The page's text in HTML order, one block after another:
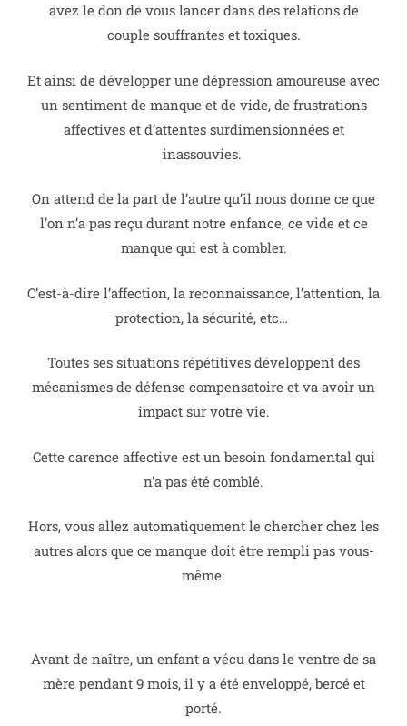
avez le don de vous lancer dans des relations de
couple souffrantes et toxiques.
Et ainsi de développer une dépression amoureuse avec
un sentiment de manque et de vide, de frustrations
affectives et d’attentes surdimensionnées et
inassouvies.
On attend de la part de l’autre qu’il nous donne ce que
l’on n’a pas reçu durant notre enfance, ce vide et ce
manque qui est à combler.
C’est-à-dire l’affection, la reconnaissance, l’attention, la
protection, la sécurité, etc…
Toutes ses situations répétitives développent des
mécanismes de défense compensatoire et va avoir un
impact sur votre vie.
Cette carence affective est un besoin fondamental qui
n’a pas été comblé.
Hors, vous allez automatiquement le chercher chez les
autres alors que ce manque doit être rempli pas vous-
même.
Avant de naître, un enfant a vécu dans le ventre de sa
mère pendant 9 mois, il y a été enveloppé, bercé et
porté.